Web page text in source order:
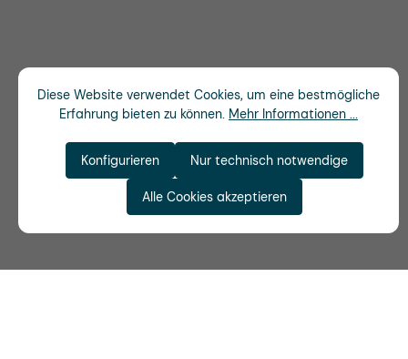
Diese Website verwendet Cookies, um eine bestmögliche
Erfahrung bieten zu können. Mehr Informationen ...
Nur technisch notwendige
Konfigurieren
Alle Cookies akzeptieren